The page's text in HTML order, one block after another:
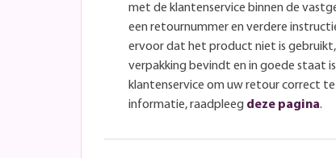
met de klantenservice binnen de
een retournummer en verdere
ervoor dat het product niet is gebruikt,
verpakking bevindt en in goede staat
klantenservice om uw retour correct
informatie, raadpleeg deze pagina.